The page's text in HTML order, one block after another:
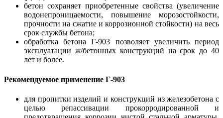
бетон сохраняет приобретенные свойства (увеличение
водонепроницаемости, повышение морозостойкости,
прочности на сжатие и коррозионной стойкости) на весь
срок службы бетона;
обработка бетона Г-903 позволяет увеличить период
эксплуатации ж/бетонных конструкций на срок до 40
лет и более.
Рекомендуемое применение Г-903
для пропитки изделий и конструкций из железобетона с
целью репассивации прокорродированной и